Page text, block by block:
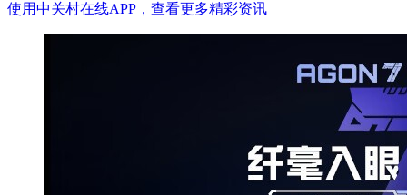
使用中关村在线APP，查看更多精彩资讯